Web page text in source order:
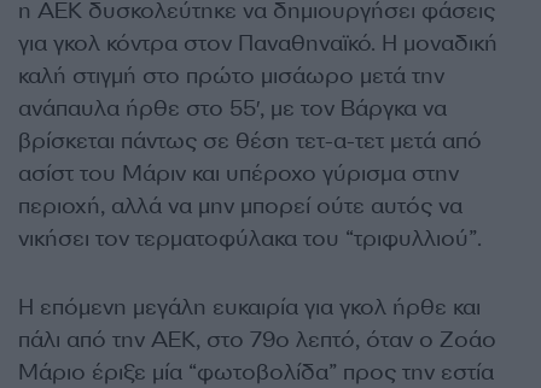
η ΑΕΚ δυσκολεύτηκε να δημιουργήσει φάσεις
για γκολ κόντρα στον Παναθηναϊκό. Η μοναδική
καλή στιγμή στο πρώτο μισάωρο μετά την
ανάπαυλα ήρθε στο 55′, με τον Βάργκα να
βρίσκεται πάντως σε θέση τετ-α-τετ μετά από
ασίστ του Μάριν και υπέροχο γύρισμα στην
περιοχή, αλλά να μην μπορεί ούτε αυτός να
νικήσει τον τερματοφύλακα του “τριφυλλιού”.
Η επόμενη μεγάλη ευκαιρία για γκολ ήρθε και
πάλι από την ΑΕΚ, στο 79ο λεπτό, όταν ο Ζοάο
Μάριο έριξε μία “φωτοβολίδα” προς την εστία